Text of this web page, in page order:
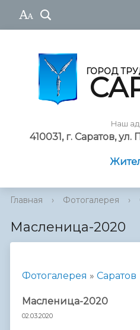
ГОРОД
Наш
410031, г. Саратов,
Главная › Фотогалерея ›
Масленица-2020
Фотогалерея » Саратов
Масленица-2020
02.03.2020